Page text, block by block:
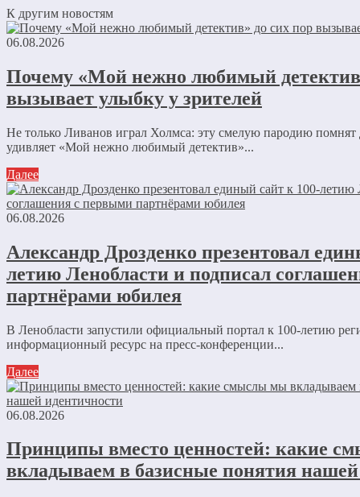
К другим новостям
06.08.2026
Почему «Мой нежно любимый
вызывает улыбку у зрителей
Не только Ливанов играл Холмса: эту смелую пародию
удивляет «Мой нежно любимый детектив»...
Далее
06.08.2026
Александр Дрозденко презентовал
летию Ленобласти и подписал
партнёрами юбилея
В Ленобласти запустили официальный портал к 100-летию
информационный ресурс на пресс-конференции...
Далее
06.08.2026
Принципы вместо ценностей: какие
вкладываем в базисные понятия